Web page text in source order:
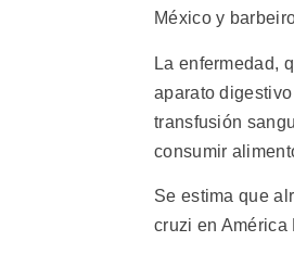
México y
La enfermedad,
aparato
transfusión
consumir
Se estima que
cruzi en América